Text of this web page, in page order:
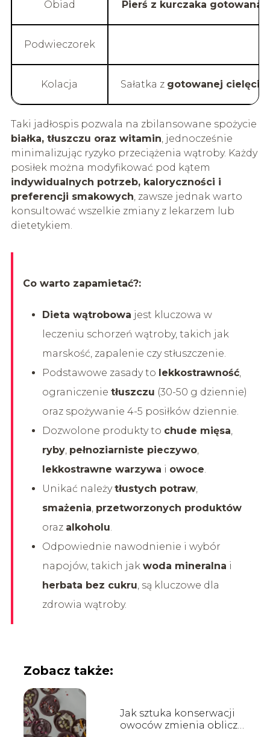
Obiad Pierś z kurczaka gotowana
Podwieczorek
Kolacja Sałatka z gotowanej
Taki jadłospis pozwala na zbilansowane spożycie
białka, tłuszczu oraz witamin, jednocześnie
minimalizując ryzyko przeciążenia wątroby. Każdy
posiłek można modyfikować pod kątem
indywidualnych potrzeb, kaloryczności i
preferencji smakowych, zawsze jednak warto
konsultować wszelkie zmiany z lekarzem lub
dietetykiem.
Co warto zapamietać?:
Dieta wątrobowa jest kluczowa w
leczeniu schorzeń wątroby, takich jak
marskość, zapalenie czy stłuszczenie.
Podstawowe zasady to lekkostrawność,
ograniczenie tłuszczu (30-50 g dziennie)
oraz spożywanie 4-5 posiłków dziennie.
Dozwolone produkty to chude mięsa,
ryby, pełnoziarniste pieczywo,
lekkostrawne warzywa i owoce.
Unikać należytłustych potraw,
smażenia, przetworzonych produktów
oraz alkoholu.
Odpowiednie nawodnienie i wybór
napojów, takich jak woda mineralna i
herbata bez cukru, są kluczowe dla
zdrowia wątroby.
Zobacz także:
Jak sztuka konserwacji
owoców zmienia oblicze